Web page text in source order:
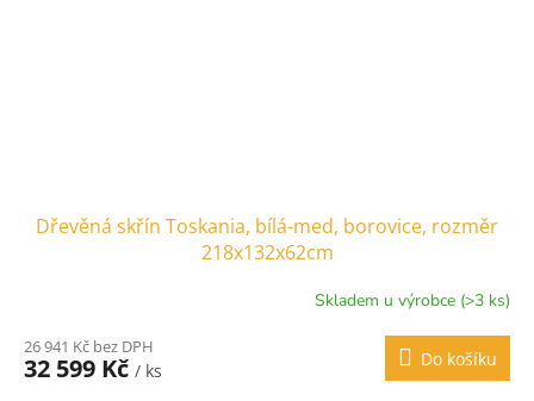
Dřevěná skřín Toskania, bílá-med, borovice, rozměr
218x132x62cm
Skladem u výrobce (>3 ks)
26 941 Kč bez DPH
32 599 Kč / ks
Do košíku